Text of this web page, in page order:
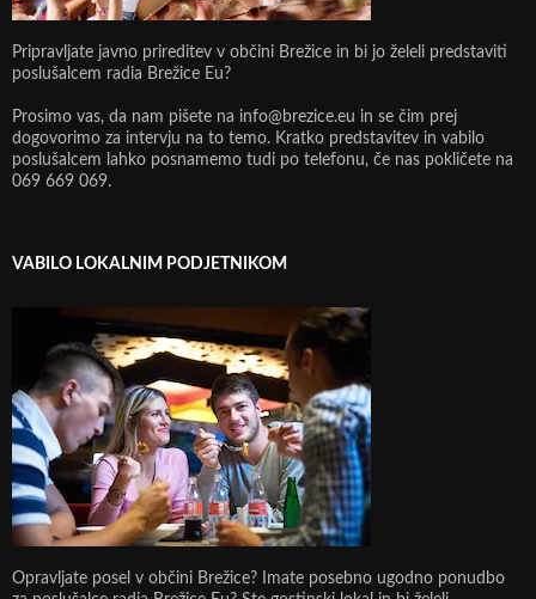
Pripravljate javno prireditev v občini Brežice in bi jo želeli predstaviti
poslušalcem radia Brežice Eu?
Prosimo vas, da nam pišete na info@brezice.eu in se čim prej
dogovorimo za intervju na to temo. Kratko predstavitev in vabilo
poslušalcem lahko posnamemo tudi po telefonu, če nas pokličete na
069 669 069.
VABILO LOKALNIM PODJETNIKOM
Opravljate posel v občini Brežice? Imate posebno ugodno ponudbo